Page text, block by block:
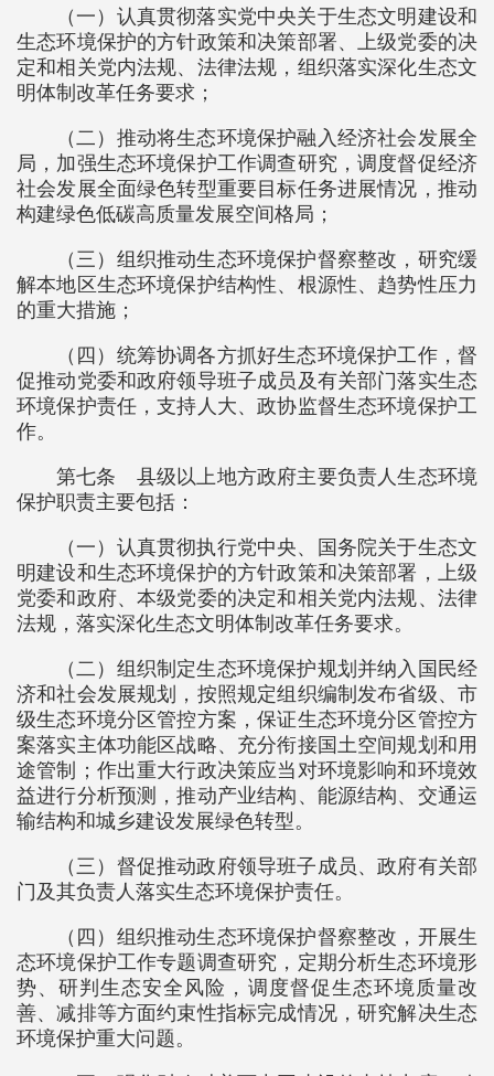
（一）认真贯彻落实党中央关于生态文明建设和
生态环境保护的方针政策和决策部署、上级党委的决
定和相关党内法规、法律法规，组织落实深化生态文
明体制改革任务要求；
（二）推动将生态环境保护融入经济社会发展全
局，加强生态环境保护工作调查研究，调度督促经济
社会发展全面绿色转型重要目标任务进展情况，推动
构建绿色低碳高质量发展空间格局；
（三）组织推动生态环境保护督察整改，研究缓
解本地区生态环境保护结构性、根源性、趋势性压力
的重大措施；
（四）统筹协调各方抓好生态环境保护工作，督
促推动党委和政府领导班子成员及有关部门落实生态
环境保护责任，支持人大、政协监督生态环境保护工
作。
第七条 县级以上地方政府主要负责人生态环境
保护职责主要包括：
（一）认真贯彻执行党中央、国务院关于生态文
明建设和生态环境保护的方针政策和决策部署，上级
党委和政府、本级党委的决定和相关党内法规、法律
法规，落实深化生态文明体制改革任务要求。
（二）组织制定生态环境保护规划并纳入国民经
济和社会发展规划，按照规定组织编制发布省级、市
级生态环境分区管控方案，保证生态环境分区管控方
案落实主体功能区战略、充分衔接国土空间规划和用
途管制；作出重大行政决策应当对环境影响和环境效
益进行分析预测，推动产业结构、能源结构、交通运
输结构和城乡建设发展绿色转型。
（三）督促推动政府领导班子成员、政府有关部
门及其负责人落实生态环境保护责任。
（四）组织推动生态环境保护督察整改，开展生
态环境保护工作专题调查研究，定期分析生态环境形
势、研判生态安全风险，调度督促生态环境质量改
善、减排等方面约束性指标完成情况，研究解决生态
环境保护重大问题。